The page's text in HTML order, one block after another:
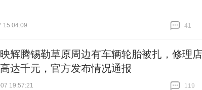
15:04:09
41
辉腾锡勒草原周边有车辆轮胎被扎，修理店
达千元，官方发布情况通报
19:57:21
119